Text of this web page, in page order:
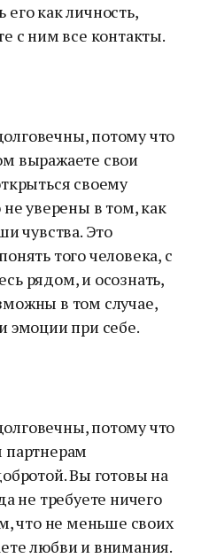
как личность,
с ним все контакты.
потому что
выражаете свои
своему
уверены в том, как
чувства. Это
того человека, с
рядом, и осознать,
в том случае,
эмоции при себе.
потому что
партнерам
Вы готовы на
не требуете ничего
что не меньше своих
любви и внимания.